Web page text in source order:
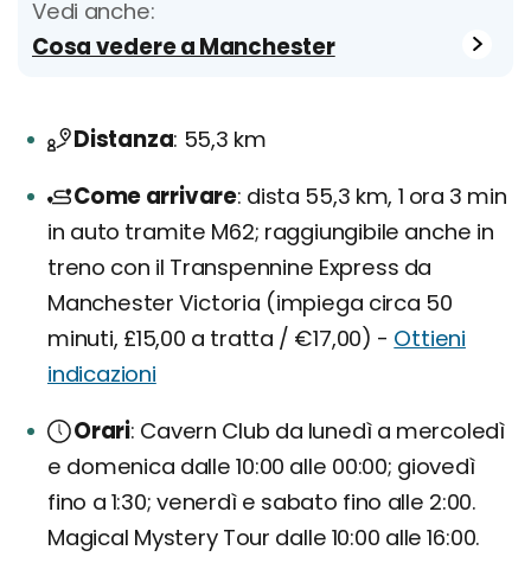
Vedi anche:
Cosa vedere a Manchester
Distanza 55,3 km
Come arrivare dista 55,3 km, 1 ora 3 min
in auto tramite M62; raggiungibile anche in
treno con il Transpennine Express da
Manchester Victoria (impiega circa 50
minuti, £15,00 a tratta / €17,00) - Ottieni
indicazioni
Orari Cavern Club da lunedì a mercoledì
e domenica dalle 10:00 alle 00:00; giovedì
fino a 1:30; venerdì e sabato fino alle 2:00.
Magical Mystery Tour dalle 10:00 alle 16:00.